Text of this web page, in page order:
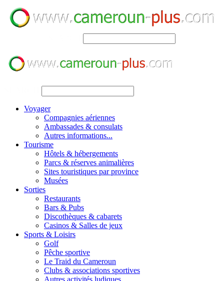
Voyager
Compagnies aériennes
Ambassades & consulats
Autres informations...
Tourisme
Hôtels & hébergements
Parcs & réserves animalières
Sites touristiques par province
Musées
Sorties
Restaurants
Bars & Pubs
Discothèques & cabarets
Casinos & Salles de jeux
Sports & Loisirs
Golf
Pêche sportive
Le Traid du Cameroun
Clubs & associations sportives
Autres activités ludiques